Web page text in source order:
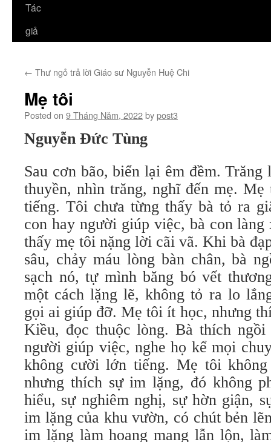
Tác
giả
← Thư ngỏ trả lời Giáo sư Nguyễn Huệ Chi
Mẹ tôi
Posted on 9 Tháng Năm, 2022bypost3
Nguyễn Đức Tùng
Sau cơn bão, biển lại êm đềm.
thuyền, nhìn trăng, nghĩ đến mẹ.
tiếng. Tôi chưa từng thấy bà tỏ ra
con hay người giúp việc, bà con
thấy mẹ tôi nặng lời cãi vã. Khi bà
sâu, chảy máu lòng bàn chân, bà
sạch nó, tự mình băng bó vết
một cách lặng lẽ, không tỏ ra lo
gọi ai giúp đỡ. Mẹ tôi ít học, nhưng
Kiều, đọc thuộc lòng. Bà thích
người giúp việc, nghe họ kể mọi
không cười lớn tiếng. Mẹ tôi
nhưng thích sự im lặng, đó không
hiểu, sự nghiêm nghị, sự hờn giận,
im lặng của khu vườn, có chút bẻn
im lặng làm hoang mang lẫn lộn,